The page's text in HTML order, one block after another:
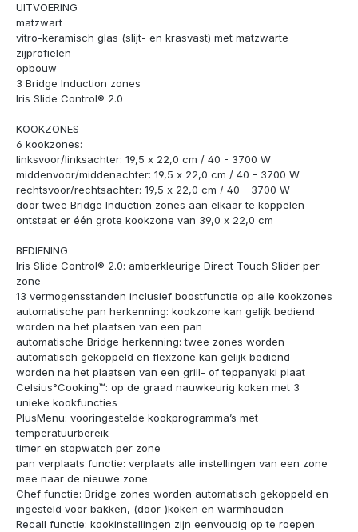
UITVOERING
matzwart
vitro-keramisch glas (slijt- en krasvast) met matzwarte
zijprofielen
opbouw
3 Bridge Induction zones
Iris Slide Control® 2.0
KOOKZONES
6 kookzones:
linksvoor/linksachter: 19,5 x 22,0 cm / 40 - 3700 W
middenvoor/middenachter: 19,5 x 22,0 cm / 40 - 3700 W
rechtsvoor/rechtsachter: 19,5 x 22,0 cm / 40 - 3700 W
door twee Bridge Induction zones aan elkaar te koppelen
ontstaat er één grote kookzone van 39,0 x 22,0 cm
BEDIENING
Iris Slide Control® 2.0: amberkleurige Direct Touch Slider per
zone
13 vermogensstanden inclusief boostfunctie op alle kookzones
automatische pan herkenning: kookzone kan gelijk bediend
worden na het plaatsen van een pan
automatische Bridge herkenning: twee zones worden
automatisch gekoppeld en flexzone kan gelijk bediend
worden na het plaatsen van een grill- of teppanyaki plaat
Celsius°Cooking™: op de graad nauwkeurig koken met 3
unieke kookfuncties
PlusMenu: vooringestelde kookprogramma’s met
temperatuurbereik
timer en stopwatch per zone
pan verplaats functie: verplaats alle instellingen van een zone
mee naar de nieuwe zone
Chef functie: Bridge zones worden automatisch gekoppeld en
ingesteld voor bakken, (door-)koken en warmhouden
Recall functie: kookinstellingen zijn eenvoudig op te roepen